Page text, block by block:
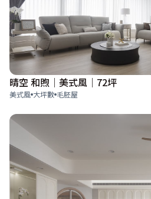
晴空 和煦｜美式風｜72坪
美式風 大坪數 毛胚屋